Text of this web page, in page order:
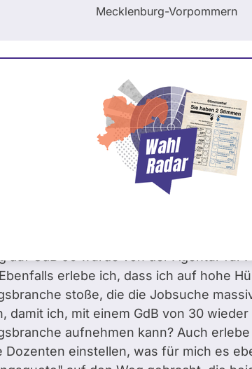
Mecklenburg-Vorpommern
stellen Heidi Reichinnek Fragen und
Reichinnek
Sie gegen berufliche
Frau Reichinnek, ich bin 43 Jahre alt
erlebe ich, dass ich auf hohe
stoße, die die Jobsuche
damit ich, mit einem GdB von 30
aufnehmen kann? Auch
einstellen, was für mich es